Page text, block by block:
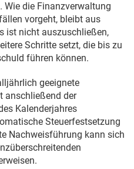
Wie die Finanzverwaltung
vorgeht, bleibt aus
ist nicht auszuschließen,
Schritte setzt, die bis zu
führen können.
geeignete
anschließend der
Kalenderjahres
Steuerfestsetzung
Nachweisführung kann sich